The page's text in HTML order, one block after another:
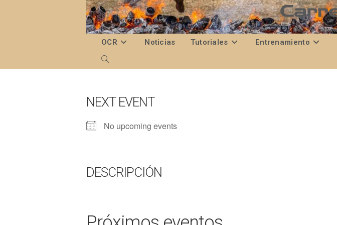
OCR Noticias Tutoriales Entrenamiento
Alternar
web
NEXT EVENT
No upcoming events
DESCRIPCIÓN